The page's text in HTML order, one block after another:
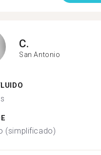
C.
San Antonio
(simplificado)